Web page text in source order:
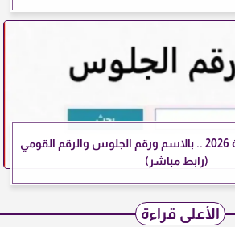
نتيجة الثانوية الأزهرية 2026 .. بالاسم ورقم الجلوس والرقم القومي
(رابط مباشر)
الأعلى قراءة